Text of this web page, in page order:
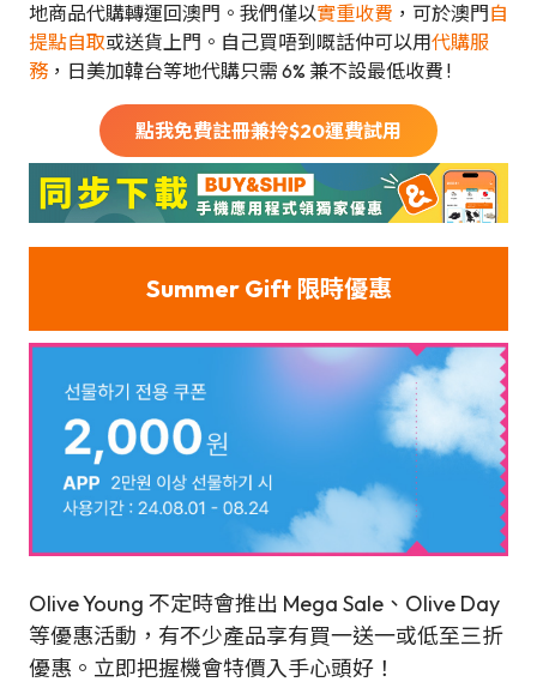
地商品代購轉運回澳門。我們僅以實重收費 ，可於澳門自
提點自取或送貨上門。自己買唔到嘅話仲可以用代購服
務 ，日美加韓台等地代購只需 6% 兼不設最低收費 !
點我免費註冊兼拎$20運費試用
Summer Gift 限時優惠
Olive Young 不定時會推出 Mega Sale、Olive Day
等優惠活動，有不少產品享有買一送一或低至三折
優惠。立即把握機會特價入手心頭好！